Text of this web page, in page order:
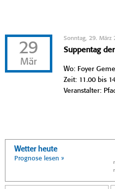
29
Mär
Sonntag, 29. März
Suppentag
Wo: Foyer
Zeit: 11.00 bis
Veranstalter:
Wetter heute
Prognose lesen »